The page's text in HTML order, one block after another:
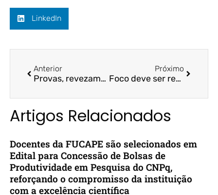
LinkedIn
Anterior
Provas, revezamento e salas vazias: como faculdades do ES preparam o retorno – A Gazeta
Próximo
Foco deve ser regime progressivo – Jornal A Gazeta / Profª. Drª. Arilda Teixeira
Artigos Relacionados
Docentes da FUCAPE são selecionados em
Edital para Concessão de Bolsas de
Produtividade em Pesquisa do CNPq,
reforçando o compromisso da instituição
com a excelência científica